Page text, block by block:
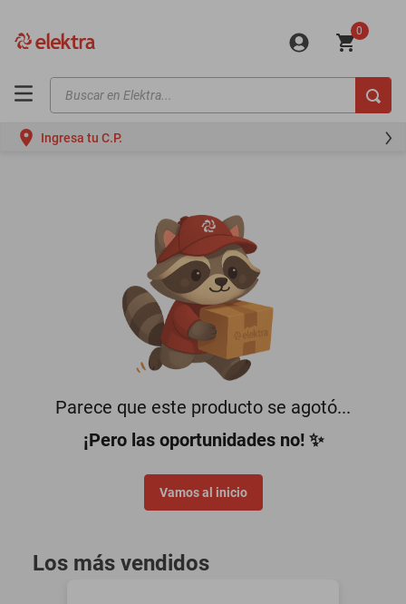
0
Buscar en Elektra...
Ingresa tu C.P.
Parece que este producto se agotó...
¡Pero las oportunidades no! ✨
Vamos al inicio
Los más vendidos
motos
motoneta
oppo